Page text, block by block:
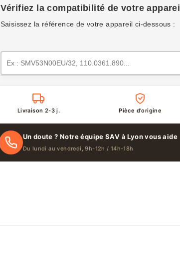
Vérifiez la compatibilité de votre appareil
Saisissez la référence de votre appareil ci-dessous :
Livraison 2-3 j. Pièce d'origine
Un doute ? Notre équipe SAV à Lyon vous aide
Du lundi au vendredi, 9h-12h / 14h-18h